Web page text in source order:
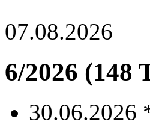
07.08.2026
6/2026 (148
30.06.2026